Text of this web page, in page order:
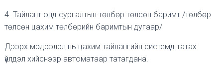
4. Тайлант онд сургалтын төлбөр төлсөн баримт /төлбөр
төлсөн цахим төлбөрийн баримтын дугаар/
Дээрх мэдээлэл нь цахим тайлангийн системд татах
үйлдэл хийснээр автоматаар татагдана.